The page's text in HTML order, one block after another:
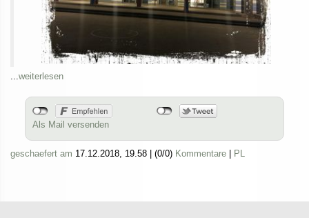
weiterlesen
Als Mail versenden
geschaefert am 17.12.2018, 19.58 (0/0) Kommentare PL